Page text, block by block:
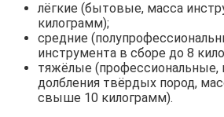
лёгкие (бытовые, масса
килограмм);
средние
инструмента в сборе до 8
тяжёлые (профессиональные,
долбления твёрдых пород,
свыше 10 килограмм).